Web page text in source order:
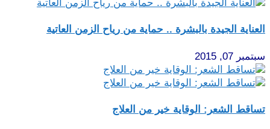
العناية الجيدة بالبشرة .. حماية من رياح الزمن العاتية
سبتمبر 07, 2015
تساقط الشعر: الوقاية خير من العلاج